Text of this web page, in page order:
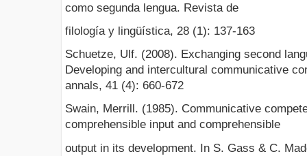
como segunda lengua. Revista de
filología y lingüística, 28 (1): 137-163
Schuetze, Ulf. (2008). Exchanging second
Developing and intercultural communicative
annals, 41 (4): 660-672
Swain, Merrill. (1985). Communicative
comprehensible input and comprehensible
output in its development. In S. Gass & C.